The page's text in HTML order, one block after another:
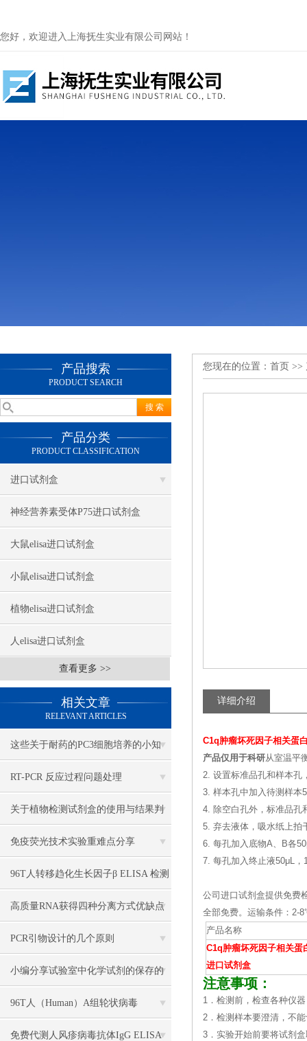
您好，欢迎进入上海抚生实业有限公司网站！
产品搜索
PRODUCT SEARCH
产品分类
PRODUCT CLASSIFICATION
进口试剂盒
神经营养素受体P75进口试剂盒
大鼠elisa进口试剂盒
小鼠elisa进口试剂盒
植物elisa进口试剂盒
人elisa进口试剂盒
查看更多 >>
相关文章
RELEVANT ARTICLES
这些关于耐药的PC3细胞培养的小知
识，你一定要牢牢掌握
RT-PCR 反应过程问题处理
关于植物检测试剂盒的使用与结果判
断，我有妙招
免疫荧光技术实验重难点分享
96T人转移趋化生长因子β ELISA 检测
试剂盒说明书
高质量RNA获得四种分离方式优缺点
PCR引物设计的几个原则
小编分享试验室中化学试剂的保存的
方法
96T人（Human）A组轮状病毒
（Rotavirus）ELISA 检测试剂盒
免费代测人风疹病毒抗体IgG ELISA
您现在的位置： 首页 >>
详细介绍
C1q肿瘤坏死因子相关蛋
产品仅用于科研从室温平
2. 设置标准品孔和样本孔
3. 样本孔中加入待测样本
4. 除空白孔外，标准品孔
5. 弃去液体，吸水纸上拍
6. 每孔加入底物A、B各
7. 每孔加入终止液50μL
公司进口试剂盒提供免费
全部免费。运输条件：2-
产品名称
C1q肿瘤坏死因子相关蛋
进口试剂盒
注意事项：
1．检测前，检查各种仪
2．检测样本要澄清，不
3．实验开始前要将试剂